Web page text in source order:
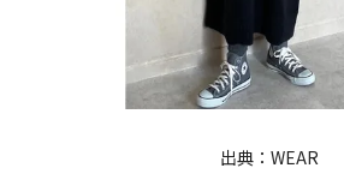
出典： WEAR